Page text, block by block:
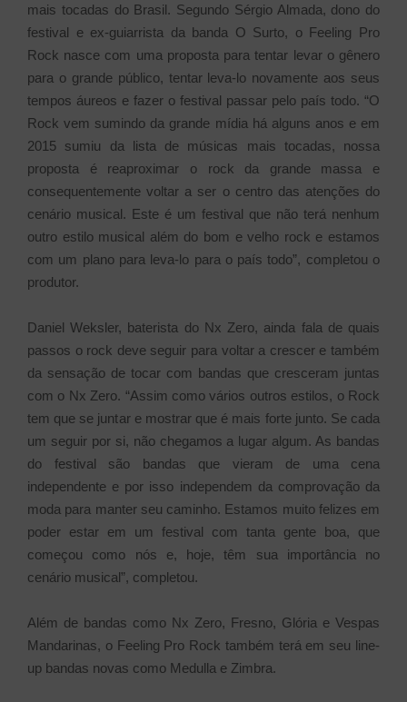
mais tocadas do Brasil. Segundo Sérgio Almada, dono do
festival e ex-guiarrista da banda O Surto, o Feeling Pro
Rock nasce com uma proposta para tentar levar o gênero
para o grande público, tentar leva-lo novamente aos seus
tempos áureos e fazer o festival passar pelo país todo. “O
Rock vem sumindo da grande mídia há alguns anos e em
2015 sumiu da lista de músicas mais tocadas, nossa
proposta é reaproximar o rock da grande massa e
consequentemente voltar a ser o centro das atenções do
cenário musical. Este é um festival que não terá nenhum
outro estilo musical além do bom e velho rock e estamos
com um plano para leva-lo para o país todo”, completou o
produtor.
Daniel Weksler, baterista do Nx Zero, ainda fala de quais
passos o rock deve seguir para voltar a crescer e também
da sensação de tocar com bandas que cresceram juntas
com o Nx Zero. “Assim como vários outros estilos, o Rock
tem que se juntar e mostrar que é mais forte junto. Se cada
um seguir por si, não chegamos a lugar algum. As bandas
do festival são bandas que vieram de uma cena
independente e por isso independem da comprovação da
moda para manter seu caminho. Estamos muito felizes em
poder estar em um festival com tanta gente boa, que
começou como nós e, hoje, têm sua importância no
cenário musical”, completou.
Além de bandas como Nx Zero, Fresno, Glória e Vespas
Mandarinas, o Feeling Pro Rock também terá em seu line-
up bandas novas como Medulla e Zimbra.